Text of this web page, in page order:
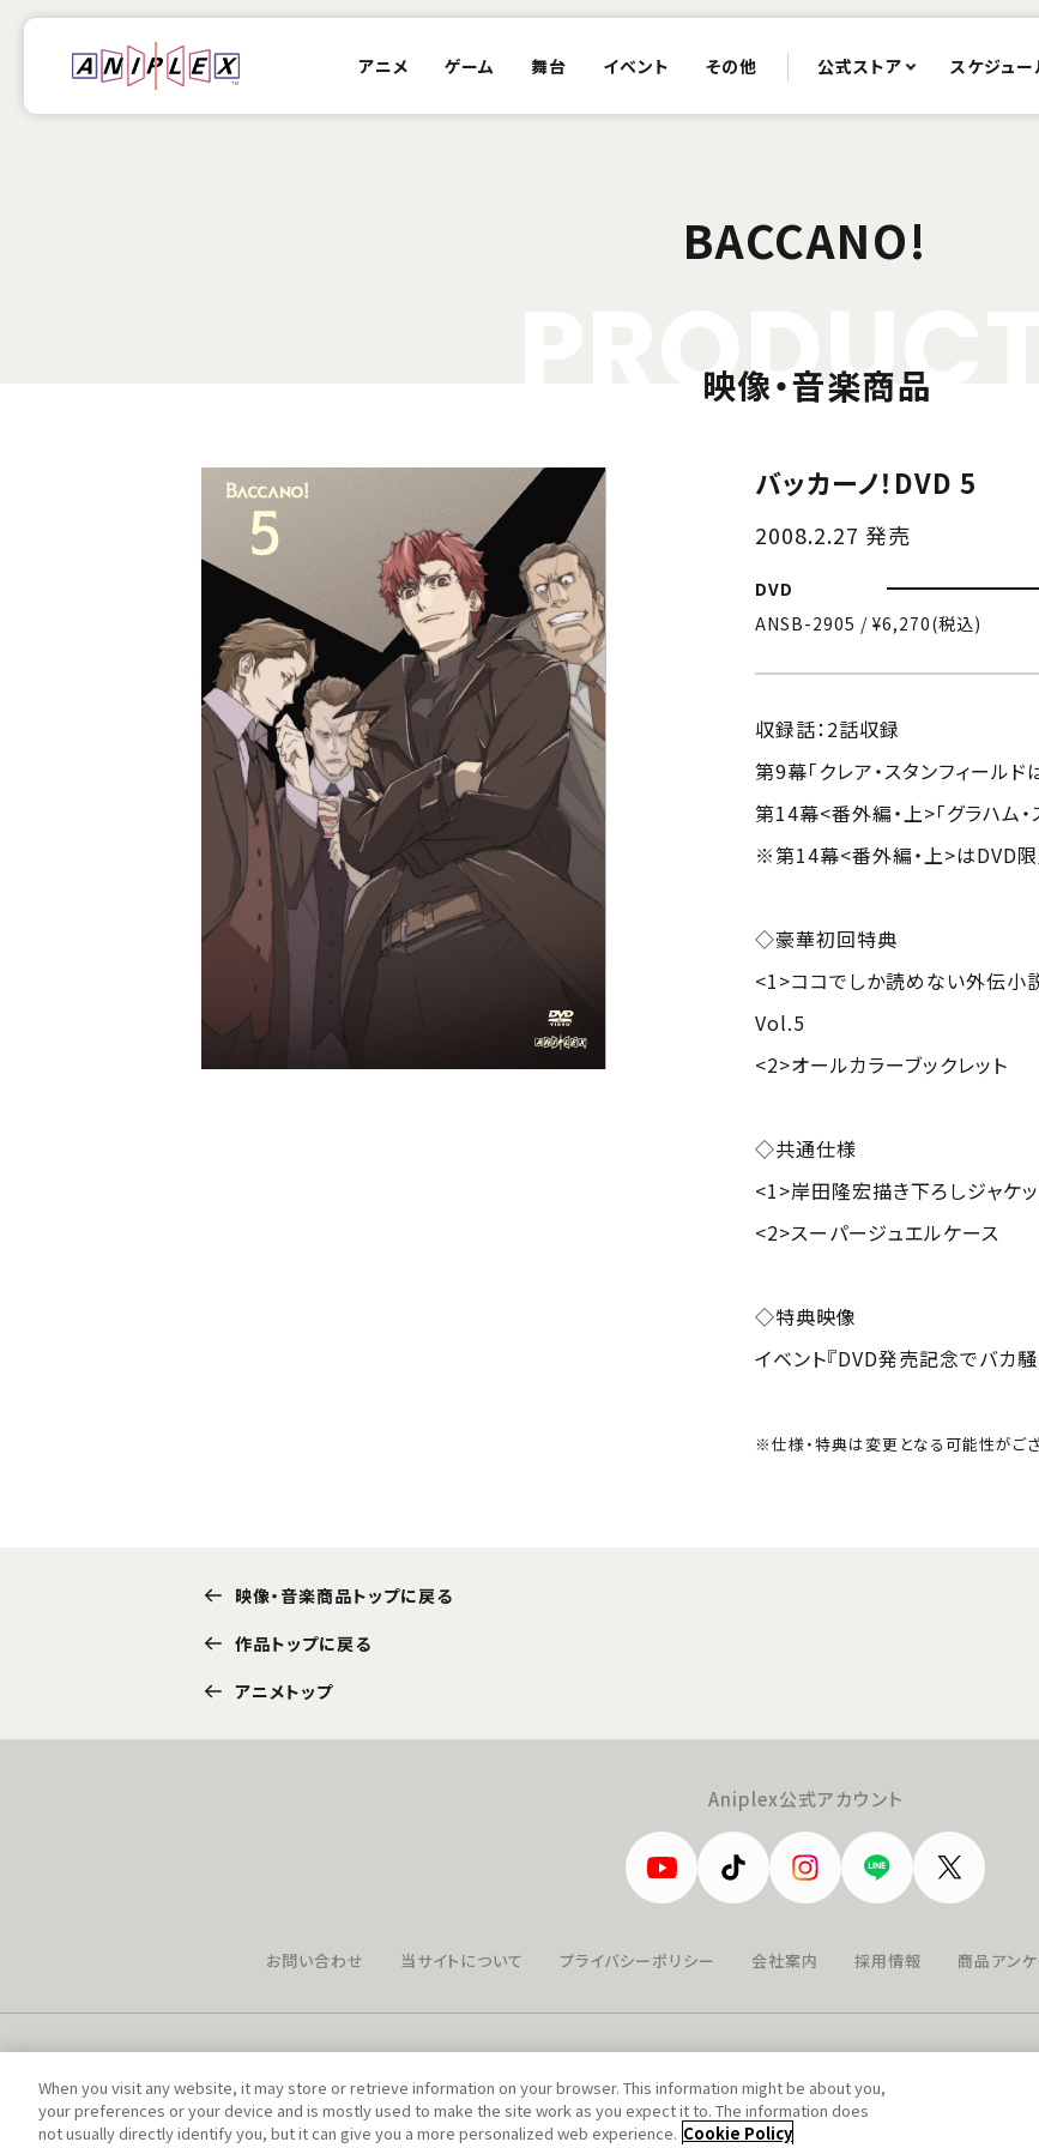
アニメ ゲーム 舞台 イベント その他 公式ストア スケジュー
BACCANO!
ODUC
映像・音楽商品
バッカーノ！DVD 5
2008.2.27 発売
DVD
ANSB-2905 / ¥6,270(税込)
収録話：2話収録
第9幕「クレア・スタンフィール
第14幕<番外編・上>「グラハム
※第14幕<番外編・上>はDVD限
◇豪華初回特典
<1>ココでしか読めない外伝
Vol.5
<2>オールカラーブックレット
◇共通仕様
<1>岸田隆宏描き下ろしジャケ
<2>スーパージュエルケース
◇特典映像
イベント『DVD発売記念でバカ騒
※仕様・特典は変更となる可能性がござ
映像・音楽商品トップに戻る
作品トップに戻る
アニメトップ
Aniplex公式アカウント
お問い合わせ 当サイトについて プライバシーポリシー 会社案内 採用情報 商品アン
When you visit any website, it may store or retrieve information on your browser. This information might be about you,
your preferences or your device and is mostly used to make the site work as you expect it to. The information does
not usually directly identify you, but it can give you a more personalized web experience. Cookie Policy